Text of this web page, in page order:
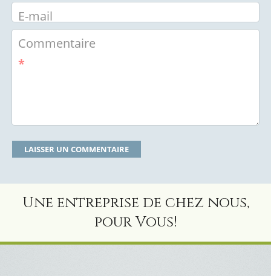
E-mail
Commentaire
*
Une entreprise de chez nous,
pour Vous!